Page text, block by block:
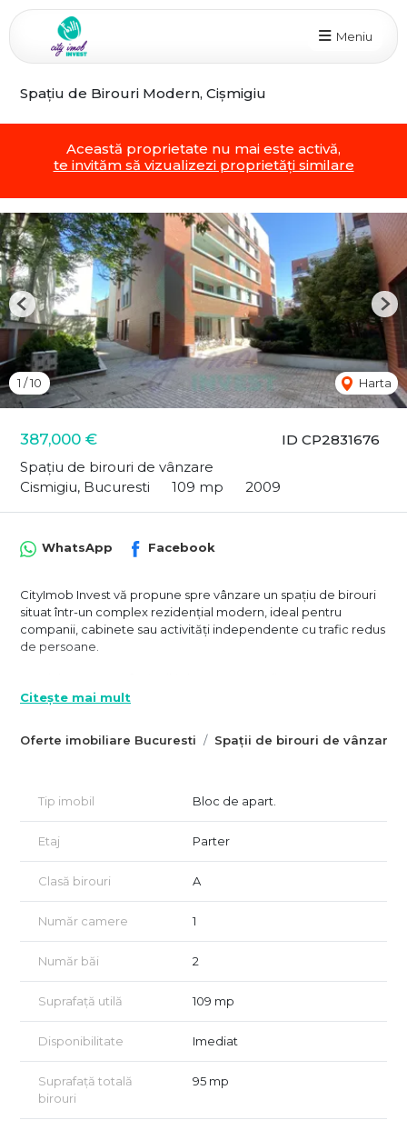
Meniu
Spațiu de Birouri Modern, Cișmigiu
Această proprietate nu mai este activă,
te invităm să vizualizezi proprietăți similare
ID CP2831676
387,000 €
Spațiu de birouri de vânzare
Cismigiu, Bucuresti
109 mp 2009
1 /10 Harta
Previous
Oferte imobiliare Bucuresti Spații de birouri de vânzare
WhatsApp Facebook
CityImob Invest vă propune spre vânzare un spațiu de birouri
situat într-un complex rezidențial modern, ideal pentru
companii, cabinete sau activități independente cu trafic redus
de persoane.
open space, 2 grupuri sanitare și o bucătărie închisă.
amenajare.
Centrală termică proprie pe gaz
Aer condiționat
Complexul este aerisit, intim, cu multă vegetație, zonă pentru
biciclete, rampă pentru cărucioare și acces securizat cu
barieră și portar.
Localizare centrală, cu acces rapid la transportul în comun:
1 minut până la stația STB
10 minute până la metrou Gara de Nord
12 minute până la metrou Piața Victoriei
Opțional, se pot achiziționa până la 3 locuri de parcare
Citește mai mult
Tip imobil Bloc de apart.
Etaj Parter
Clasă birouri A
Număr camere 1
Număr băi 2
Suprafață utilă 109 mp
Disponibilitate Imediat
Suprafață totală
birouri
95 mp